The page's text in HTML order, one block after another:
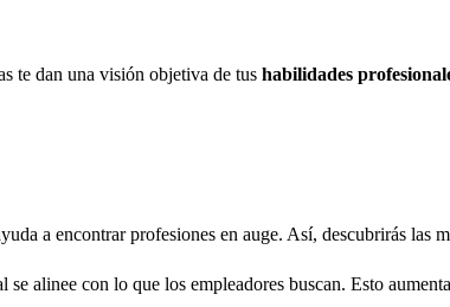
te dan una visión objetiva de tus habilidades
a encontrar profesiones en auge. Así, descubrirás las
alinee con lo que los empleadores buscan. Esto